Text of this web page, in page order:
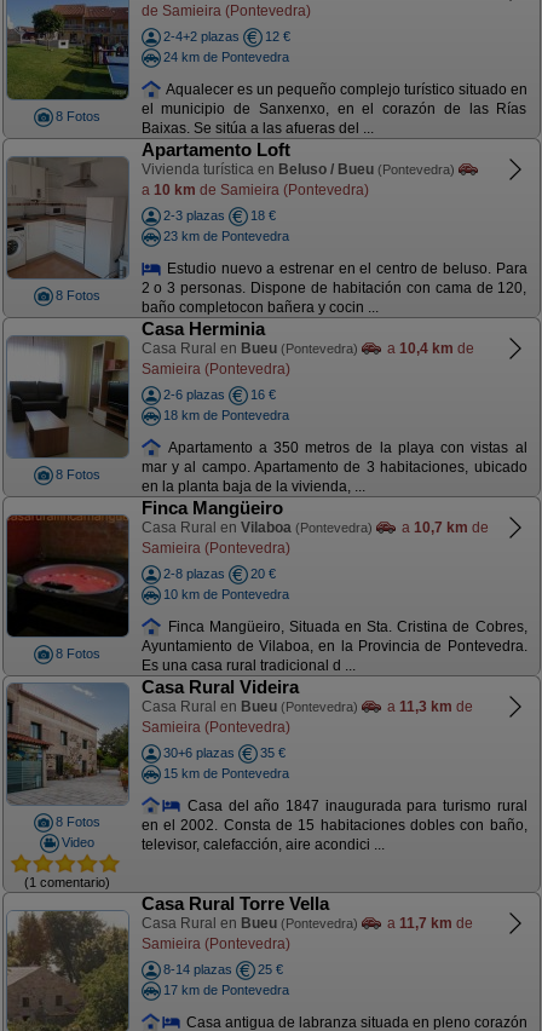
8 Fotos
de Samieira (Pontevedra)
2-4+2 plazas
12 €
24 km de Pontevedra
Aqualecer es un pequeño complejo turístico situado en
el municipio de Sanxenxo, en el corazón de las Rías
Baixas. Se sitúa a las afueras del ...
8 Fotos
Apartamento Loft
Vivienda turística en Beluso / Bueu (Pontevedra)
a 10 km de Samieira (Pontevedra)
2-3 plazas
18 €
23 km de Pontevedra
Estudio nuevo a estrenar en el centro de beluso. Para
2 o 3 personas. Dispone de habitación con cama de 120,
baño completocon bañera y cocin ...
8 Fotos
Casa Herminia
Casa Rural en Bueu (Pontevedra) a 10,4 km de
Samieira (Pontevedra)
2-6 plazas
16 €
18 km de Pontevedra
Apartamento a 350 metros de la playa con vistas al
mar y al campo. Apartamento de 3 habitaciones, ubicado
en la planta baja de la vivienda, ...
8 Fotos
Finca Mangüeiro
Casa Rural en Vilaboa (Pontevedra) a 10,7 km de
Samieira (Pontevedra)
2-8 plazas
20 €
10 km de Pontevedra
Finca Mangüeiro, Situada en Sta. Cristina de Cobres,
Ayuntamiento de Vilaboa, en la Provincia de Pontevedra.
Es una casa rural tradicional d ...
8 Fotos
Video
(1 comentario)
Casa Rural Videira
Casa Rural en Bueu (Pontevedra) a 11,3 km de
Samieira (Pontevedra)
30+6 plazas
35 €
15 km de Pontevedra
Casa del año 1847 inaugurada para turismo rural
en el 2002. Consta de 15 habitaciones dobles con baño,
televisor, calefacción, aire acondici ...
Casa Rural Torre Vella
Casa Rural en Bueu (Pontevedra) a 11,7 km de
Samieira (Pontevedra)
8-14 plazas
25 €
17 km de Pontevedra
Casa antigua de labranza situada en pleno corazón